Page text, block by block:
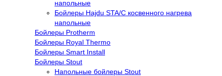
напольные
Бойлеры Hajdu STA/C косвенного нагрева
напольные
Бойлеры Protherm
Бойлеры Royal Thermo
Бойлеры Smart Install
Бойлеры Stout
Напольные бойлеры Stout